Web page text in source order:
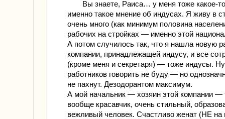
Вы знаете, Раиса… у меня тоже какое-
именно такое мнение об индусах. Я живу в
очень много (как минимум половина
рабочих на стройках — именно этой
А потом случилось так, что я нашла новую
компании, принадлежащей индусу, и все
(кроме меня и секретаря) — тоже индусы.
работников говорить не буду — но
не пахнут. Дезодорантом максимум.
А мой начальник — хозяин этой компании —
вообще красавчик, очень стильный,
вежливый человек. Счастливо женат (НЕ на